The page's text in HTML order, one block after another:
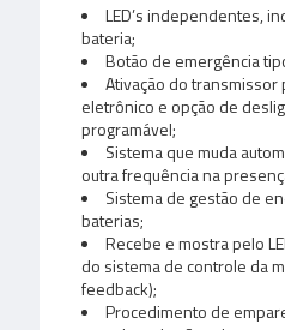
LED’s independentes,
bateria;
Botão de emergência
Ativação do
eletrônico e opção de
programável;
Sistema que muda
outra frequência na
Sistema de gestão de
baterias;
Recebe e mostra pelo
do sistema de controle da
feedback);
Procedimento de